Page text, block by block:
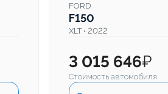
FORD
F150
XLT • 2022
3 015 646₽
Стоимость автомобиля